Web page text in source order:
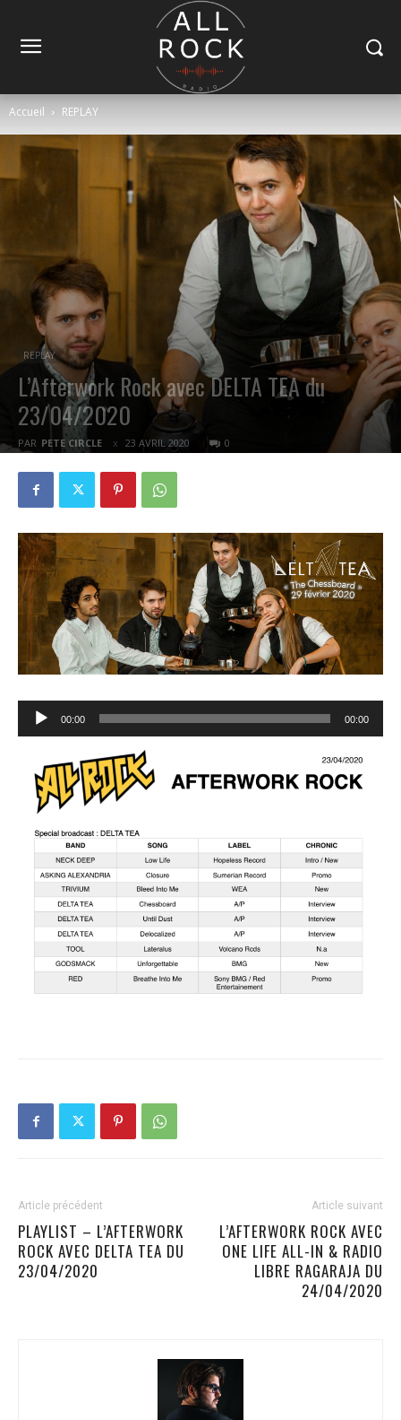
Accueil REPLAY
REPLAY
L’Afterwork Rock avec DELTA TEA du
23/04/2020
PAR PETE CIRCLE 23 AVRIL 2020 0
Lecteur
audio
00:00 00:00
Article précédent
PLAYLIST – L’AFTERWORK
ROCK AVEC DELTA TEA DU
23/04/2020
Article suivant
L’AFTERWORK ROCK AVEC
ONE LIFE ALL-IN & RADIO
LIBRE RAGARAJA DU
24/04/2020